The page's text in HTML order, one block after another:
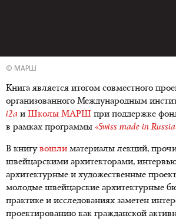
© МАРШ
Книга является итогом совместного
организованного Международным
i2a и Школы МАРШ при поддержке
в рамках программы «Swiss made in
В книгу вошли материалы лекций,
швейцарскими архитекторами,
архитектурные и художественные
молодые швейцарские архитектурные
практике и исследованиях заметен
проектированию как гражданской